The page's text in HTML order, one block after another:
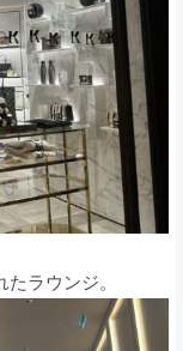
ラウンジ。